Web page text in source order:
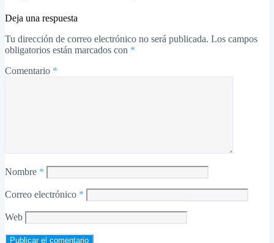
Deja una respuesta
Tu dirección de correo electrónico no será publicada. Los campos
obligatorios están marcados con *
Comentario *
Nombre *
Correo electrónico *
Web